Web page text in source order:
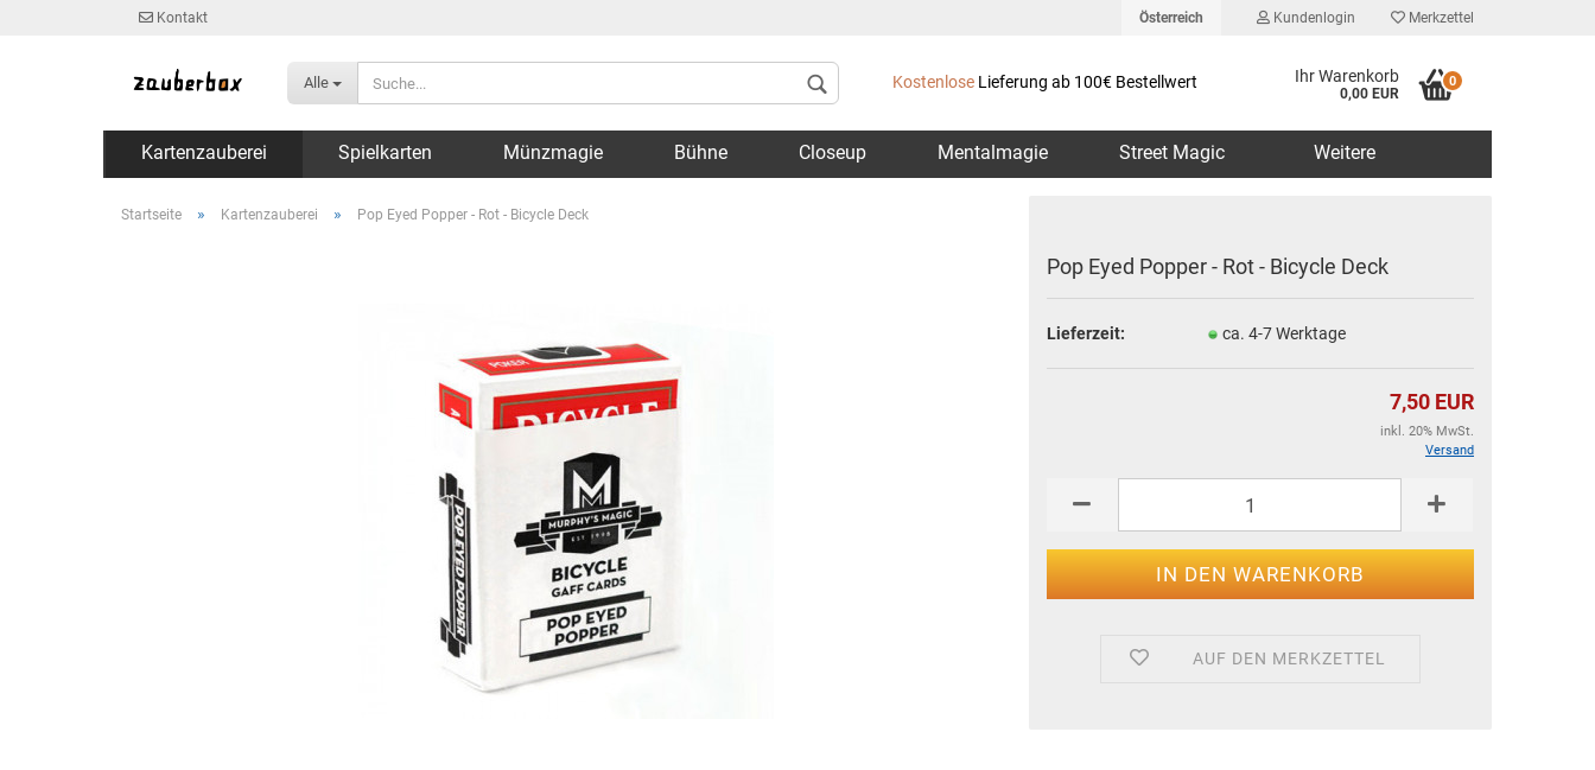
Kontakt Österreich
Lieferland
Kundenlogin
Konto erstellen
Merkzettel
Alle Kostenlose Lieferung ab 100€ Bestellwert Ihr Warenkorb
0,00 EUR
0
Kartenzauberei Spielkarten Münzmagie Bühne Closeup Mentalmagie Street Magic Weitere
Startseite » Kartenzauberei » Pop Eyed Popper - Rot - Bicycle Deck
Pop Eyed Popper - Rot - Bicycle Deck
Lieferzeit: ca. 4-7 Werktage
7,50 EUR
inkl. 20% MwSt.
Versand
AUF DEN MERKZETTEL